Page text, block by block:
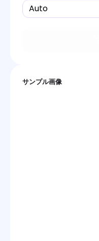
Auto
サンプル画像